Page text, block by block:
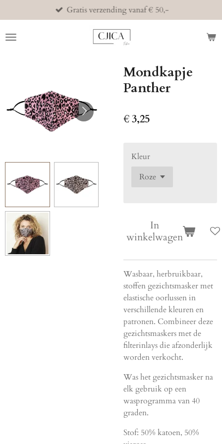
direct
naar
Gratis verzending vanaf € 50,-
Mondkapje
Panther
€ 3,25
Kleur
In
winkelwagen
Wasbaar, herbruikbaar,
stoffen gezichtsmasker met
elastische oorlussen in
verschillende kleuren en
patronen. Combineer deze
gezichtsmaskers met de
filterinlays die afzonderlijk
worden verkocht.
Was het gezichtsmasker na
elk gebruik op een
wasprogramma van 40
graden.
Stof: 50% katoen, 50%